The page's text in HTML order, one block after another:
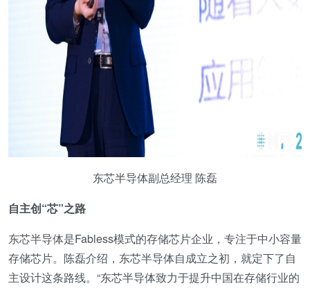
东芯半导体副总经理 陈磊
自主创“芯”之路
东芯半导体是Fabless模式的存储芯片企业，专注于中小容量
存储芯片。陈磊介绍，东芯半导体自成立之初，就定下了自
主设计这条路线。“东芯半导体致力于提升中国在存储行业的